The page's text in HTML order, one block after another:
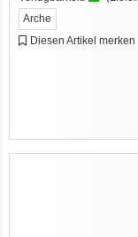
Arche
Diesen Artikel merken